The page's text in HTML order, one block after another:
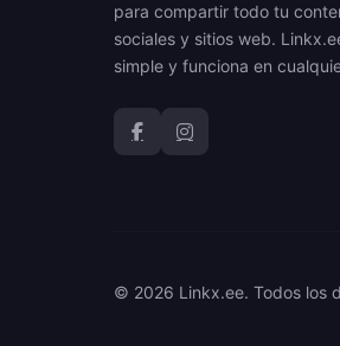
para compartir todo tu
sociales y sitios web.
simple y funciona en
© 2026 Linkx.ee. Todos los